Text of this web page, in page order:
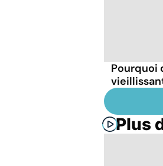
Pourquoi
Plus